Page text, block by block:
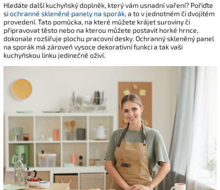
Hledáte další kuchyňský doplněk, který vám usnadní vaření? Pořiďte
siochranné skleněné panely na sporák, a to v jednotném či dvojitém
provedení. Tato pomůcka, na které můžete krájet suroviny či
připravovat těsto nebo na kterou můžete postavit horké hrnce,
dokonale rozšiřuje plochu pracovní desky. Ochranný skleněný panel
na sporák má zároveň vysoce dekorativní funkci a tak vaši
kuchyňskou linku jedinečně oživí.